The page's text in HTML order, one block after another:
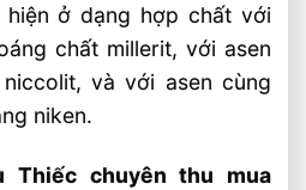
hiện ở dạng hợp chất với
chất millerit, với asen
và với asen cùng
niken.
Thiếc chuyên thu mua